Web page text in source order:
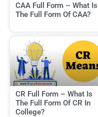
CAA Full Form – What Is
The Full Form Of CAA?
CR Full Form – What Is
The Full Form Of CR In
College?